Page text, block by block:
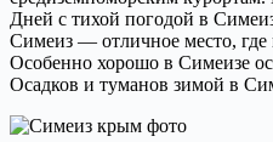
Дней с тихой погодой в
Симеиз — отличное место, где
Особенно хорошо в Симеизе
Осадков и туманов зимой в